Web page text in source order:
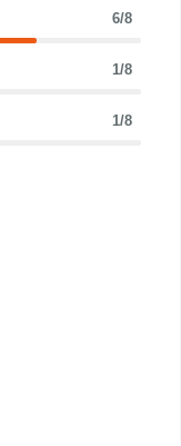
6/8
1/8
1/8